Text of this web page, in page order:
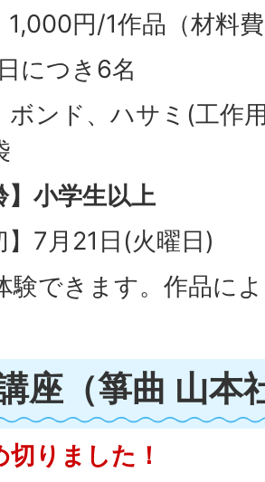
1,000円/1作品（材料
につき6名
ボンド、ハサミ(工作
】小学生以上
】7月21日(火曜日)
験できます。作品に
座（箏曲 山本
りました！